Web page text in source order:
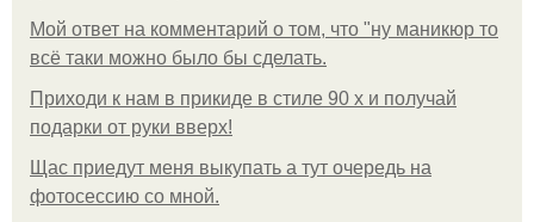
Мой ответ на комментарий о том, что "ну маникюр то
всё таки можно было бы сделать.
Приходи к нам в прикиде в стиле 90 х и получай
подарки от руки вверх!
Щас приедут меня выкупать а тут очередь на
фотосессию со мной.